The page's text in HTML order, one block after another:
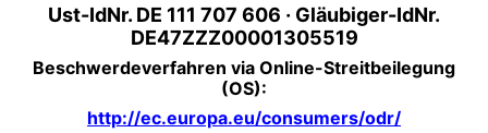
Ust-IdNr. DE 111 707 606 · Gläubiger-IdNr.
DE47ZZZ00001305519
Beschwerdeverfahren via Online-Streitbeilegung
(OS):
http://ec.europa.eu/consumers/odr/